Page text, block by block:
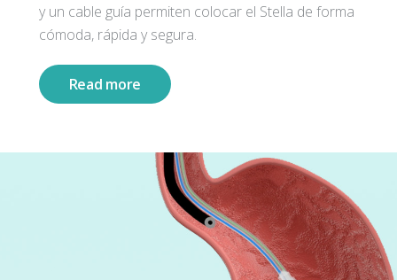
y un cable guía permiten colocar el Stella de forma
cómoda, rápida y segura.
Read more